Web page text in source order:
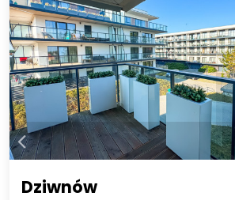
Dziwnów